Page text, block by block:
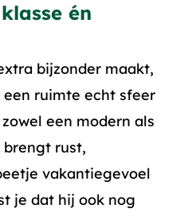
én
bijzonder maakt,
ruimte echt sfeer
een modern als
rust,
vakantiegevoel
je dat hij ook nog